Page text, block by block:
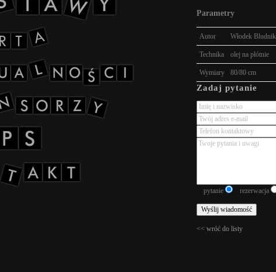
Parametry
Autor Włodek Bludnik
Technika olej na płótnie
Wymiary 80/80 cm
Zadaj pytanie
pytanie rezerwacja
<< wróć do listy